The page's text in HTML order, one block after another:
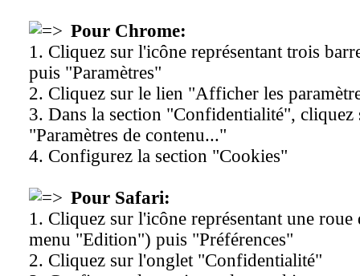
Pour Chrome:
1. Cliquez sur l'icône représentant trois
puis "Paramètres"
2. Cliquez sur le lien "Afficher les
3. Dans la section "Confidentialité", cliquez
"Paramètres de contenu..."
4. Configurez la section "Cookies"
Pour Safari:
1. Cliquez sur l'icône représentant une roue
menu "Edition") puis "Préférences"
2. Cliquez sur l'onglet "Confidentialité"